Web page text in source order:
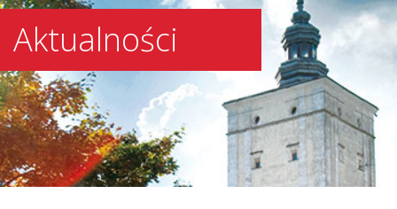
Aktualności